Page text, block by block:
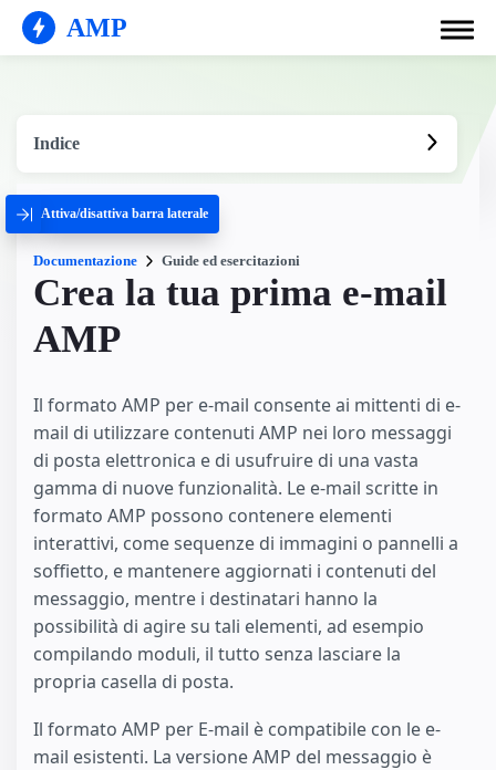
AMP
Indice
Attiva/disattiva barra laterale
Documentazione Guide ed esercitazioni
Crea la tua prima e-mail
AMP
Il formato AMP per e-mail consente ai mittenti di e-
mail di utilizzare contenuti AMP nei loro messaggi
di posta elettronica e di usufruire di una vasta
gamma di nuove funzionalità. Le e-mail scritte in
formato AMP possono contenere elementi
interattivi, come sequenze di immagini o pannelli a
soffietto, e mantenere aggiornati i contenuti del
messaggio, mentre i destinatari hanno la
possibilità di agire su tali elementi, ad esempio
compilando moduli, il tutto senza lasciare la
propria casella di posta.
Il formato AMP per E-mail è compatibile con le e-
mail esistenti. La versione AMP del messaggio è